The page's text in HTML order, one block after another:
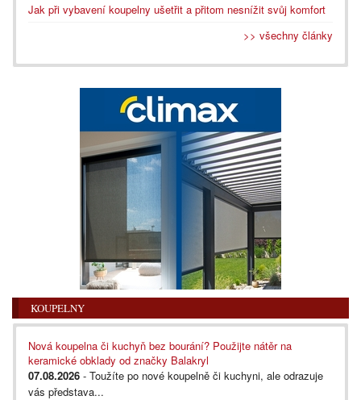
Jak při vybavení koupelny ušetřit a přitom nesnížit svůj komfort
>> všechny články
KOUPELNY
Nová koupelna či kuchyň bez bourání? Použijte nátěr na
keramické obklady od značky Balakryl
07.08.2026 - Toužíte po nové koupelně či kuchyni, ale odrazuje
vás představa...